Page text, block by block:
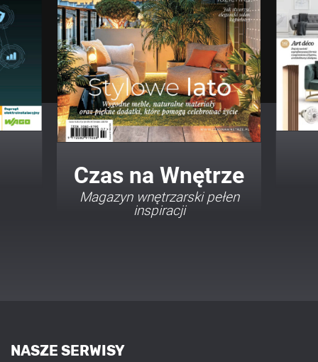
Twój Dom Twój Styl
Porady i inspiracje w
najmodniejszych stylach
NASZE SERWISY